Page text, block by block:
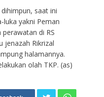
saat ini
luka yakni Peman
di RS
jenazah Rikrizal
halamannya.
olah TKP. (as)